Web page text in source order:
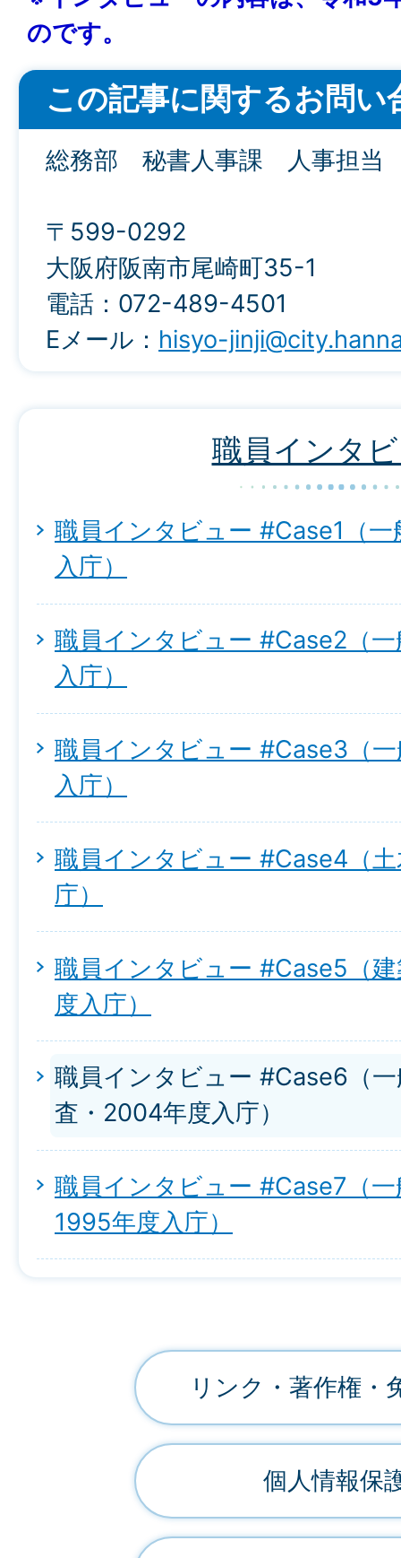
のです。
この記事に関するお問い
総務部 秘書人事課 人事担当
〒599-0292
大阪府阪南市尾崎町35-1
電話：072-489-4501
Eメール： hisyo-
職員インタ
職員インタビュー #Case1（
入庁）
職員インタビュー #Case2（
入庁）
職員インタビュー #Case3（
入庁）
職員インタビュー #Case4（
庁）
職員インタビュー #Case5（
度入庁）
職員インタビュー #Case6（
査・2004年度入庁）
職員インタビュー #Case7（
1995年度入庁）
リンク・著作権・
個人情報保